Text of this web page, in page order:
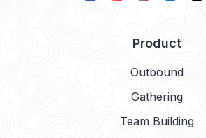
Product
Outbound
Gathering
Team Building